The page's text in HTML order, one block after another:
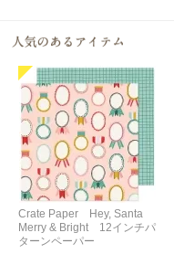
Crate Paper Hey, Santa
Merry & Bright 12インチパ
ターンペーパー